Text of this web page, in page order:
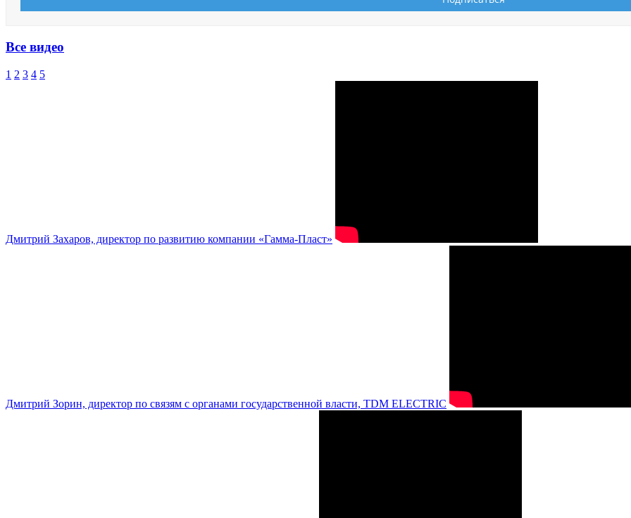
Все видео
1 2 3 4 5
Дмитрий Захаров, директор по развитию компании «Гамма-Пласт»
Дмитрий Зорин, директор по связям с органами государственной власти, TDM ELECTRIC